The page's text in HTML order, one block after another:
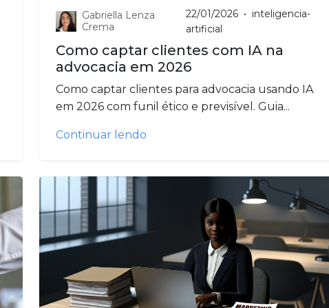
Gabriella Lenza
Crema
22/01/2026 • inteligencia-
artificial
Como captar clientes com IA na
advocacia em 2026
Como captar clientes para advocacia usando IA
em 2026 com funil ético e previsível. Guia...
Continuar lendo